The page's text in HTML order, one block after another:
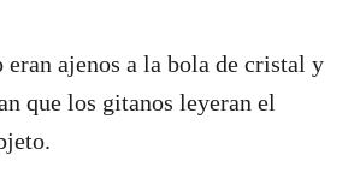
eran ajenos a la bola de cristal y
que los gitanos leyeran el